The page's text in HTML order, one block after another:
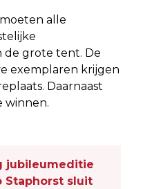
alle
de grote tent. De
exemplaren krijgen
Daarnaast
winnen.
jubileumeditie
Staphorst sluit